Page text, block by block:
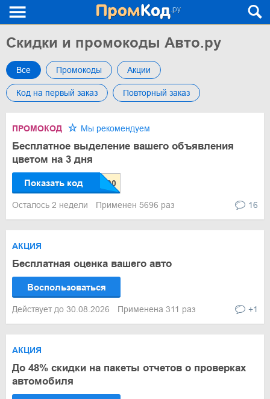
Скидки и промокоды Авто.ру
Все Промокоды Акции
Код на первый заказ Повторный заказ
ПРОМОКОД Мы рекомендуем
Бесплатное выделение вашего объявления
цветом на 3 дня
Показать код
Осталось 2 недели Применен 5696 раз 16
АКЦИЯ
Бесплатная оценка вашего авто
Воспользоваться
Действует до 30.08.2026 Применена 311 раз +1
АКЦИЯ
До 48% скидки на пакеты отчетов о проверках
автомобиля